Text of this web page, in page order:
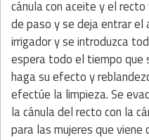
cánula con aceite y el
de paso y se deja entrar el
irrigador y se introduzca
espera todo el tiempo que
haga su efecto y
efectúe la limpieza. Se
la cánula del recto con la
para las mujeres que viene